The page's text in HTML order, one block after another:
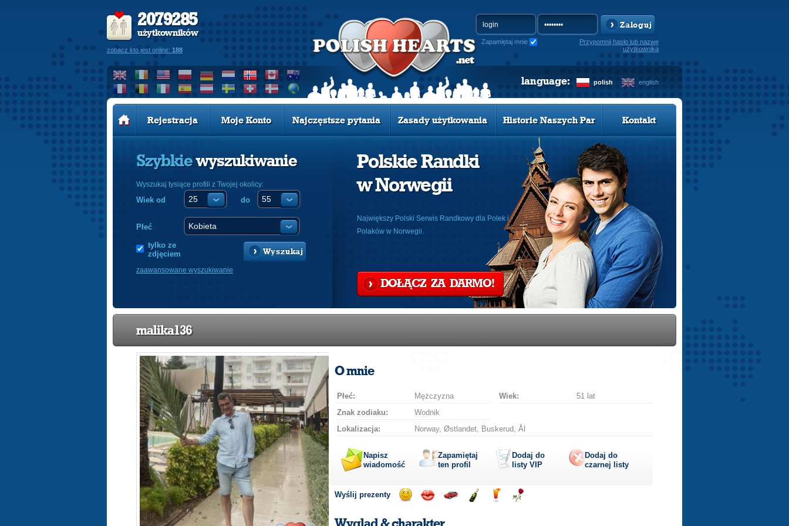
2079285
użytkowników
zobacz kto jest online: 188
Zaloguj
Zapamiętaj mnie
Przypomnij hasło lub nazwę
użytkownika
polish english
language:
Rejestracja Moje Konto Najczęstsze pytania Zasady użytkowania Historie Naszych Par Kontakt
Szybkiewyszukiwanie
Wyszukaj tysiące profili z Twojej okolicy:
Wiek od do
Płeć
tylko ze
zdjęciem
Wyszukaj
zaawansowane wyszukiwanie
Polskie Randki
w Norwegii
Największy Polski Serwis Randkowy dla Polek i
Polaków w Norwegii.
DOŁĄCZ ZA DARMO!
malika136
O mnie
Płeć: Mężczyzna Wiek:
51 lat
Znak zodiaku:
Wodnik
Lokalizacja:
Norway, Østlandet, Buskerud, Ål
Napisz
wiadomość
Zapamiętaj
ten profil
Dodaj do
listy VIP
Dodaj do
czarnej listy
Wyślij prezenty
uśmiechbuziaka